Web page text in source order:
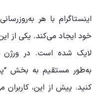
اینستاگرام با هر
خود ایجاد می‌کند. یکی از
لایک شده است. در ورژن
به‌طور مستقیم به بخش
کنید. پیش از این، کاربران